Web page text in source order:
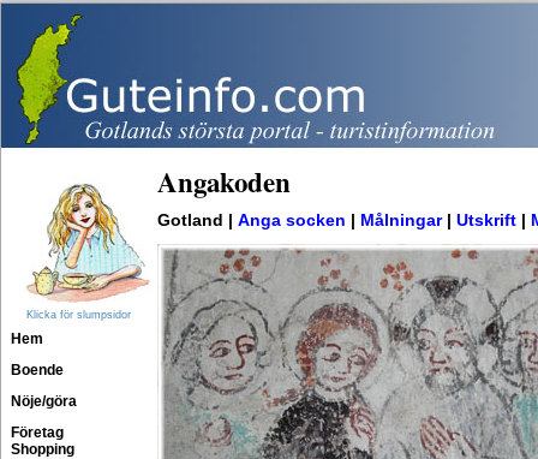
Klicka för slumpsidor
Hem
Boende
Nöje/göra
Företag
Shopping
Angakoden
Gotland | Anga socken Målningar| Utskrift